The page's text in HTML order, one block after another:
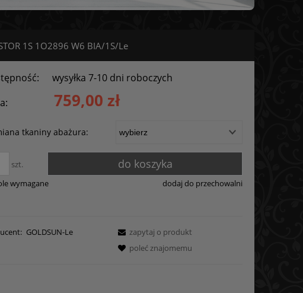
1S 1O2896 W6 BIA/1S/Le
wysyłka 7-10 dni roboczych
759,00 zł
tkaniny abażura:
szt. do koszyka
dodaj do przechowalni
wymagane
GOLDSUN-Le
zapytaj o produkt
poleć znajomemu